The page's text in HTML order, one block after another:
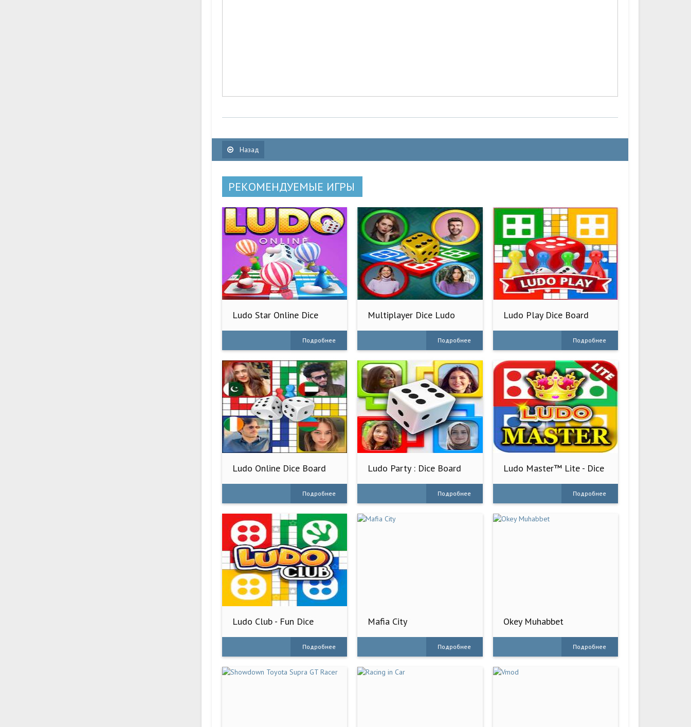
Назад
РЕКОМЕНДУЕМЫЕ ИГРЫ
Ludo Star Online Dice
Подробнее
Multiplayer Dice Ludo
Подробнее
Ludo Play Dice Board
Подробнее
Ludo Online Dice Board
Подробнее
Ludo Party : Dice Board
Подробнее
Ludo Master™ Lite - Dice
Подробнее
Ludo Club - Fun Dice
Подробнее
Mafia City
Подробнее
Okey Muhabbet
Подробнее